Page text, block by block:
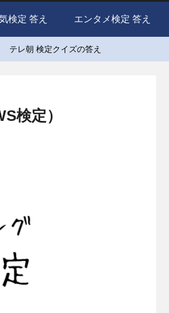
検定 答え エンタメ検定 答え
テレ朝 検定クイズの答え
検定）